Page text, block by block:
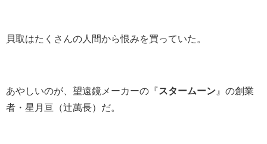
貝取はたくさんの人間から恨みを買っていた。
あやしいのが、望遠鏡メーカーの『スタームーン 』の創業
者・星月亘（辻萬長）だ。